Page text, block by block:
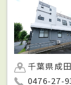
千葉県成
0476-27-